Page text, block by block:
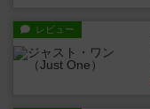
レビュー